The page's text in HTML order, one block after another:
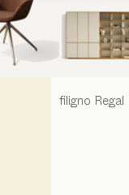
filigno Regal